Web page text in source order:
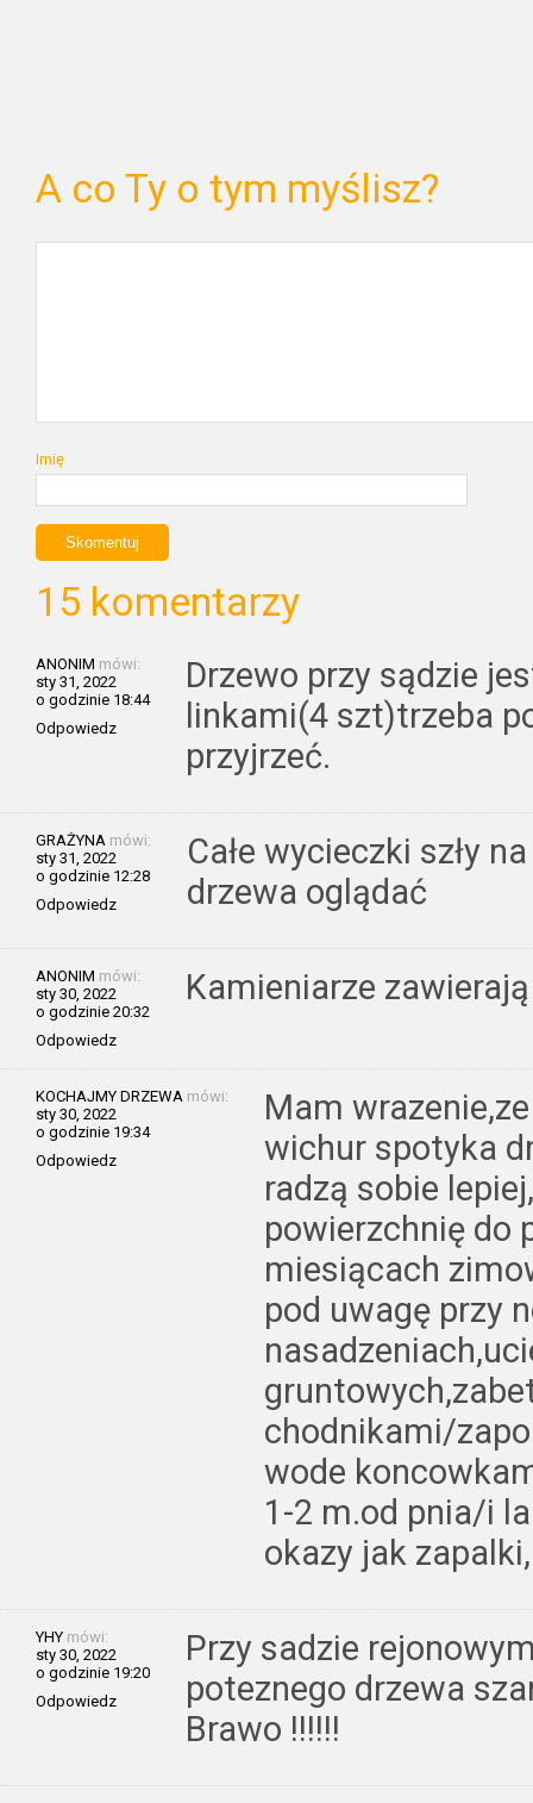
A co Ty o tym myślisz?
Imię
15 komentarzy
ANONIM mówi:
sty 31, 2022
o godzinie 18:44
Odpowiedz
Drzewo przy sądzie
linkami(4 szt)trzeba
przyjrzeć.
GRAŻYNA mówi:
sty 31, 2022
o godzinie 12:28
Odpowiedz
Całe wycieczki szły
drzewa oglądać
ANONIM mówi:
sty 30, 2022
o godzinie 20:32
Odpowiedz
Kamieniarze
KOCHAJMY DRZEWA mówi:
sty 30, 2022
o godzinie 19:34
Odpowiedz
Mam
wichur spotyka
radzą sobie
powierzchnię do
miesiącach
pod uwagę przy
chodnikami/
wode
1-2 m.od pnia/i
okazy jak
YHY mówi:
sty 30, 2022
o godzinie 19:20
Odpowiedz
Przy sadzie
poteznego drzewa
Brawo !!!!!!